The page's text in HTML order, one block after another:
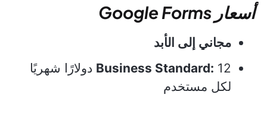
أسعار Google Forms
مجاني إلى الأبد
Business Standard: 12 دولارًا شهريًا
لكل مستخدم